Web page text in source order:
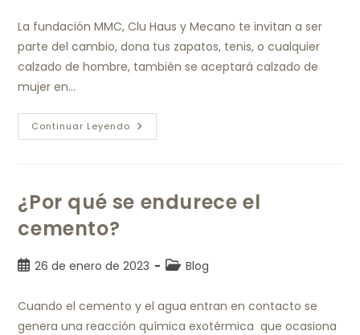
La fundación MMC, Clu Haus y Mecano te invitan a ser
parte del cambio, dona tus zapatos, tenis, o cualquier
calzado de hombre, también se aceptará calzado de
mujer en…
Continuar Leyendo
¿Por qué se endurece el
cemento?
26 de enero de 2023 Blog
Cuando el cemento y el agua entran en contacto se
genera una reacción química exotérmica que ocasiona